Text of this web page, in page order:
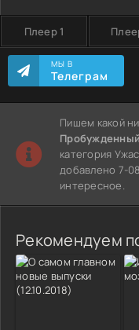
Плеер 1
МЫ В
Телеграм
Пишем какой
категория
добавлено 7-
интересное.
Рекомендуем